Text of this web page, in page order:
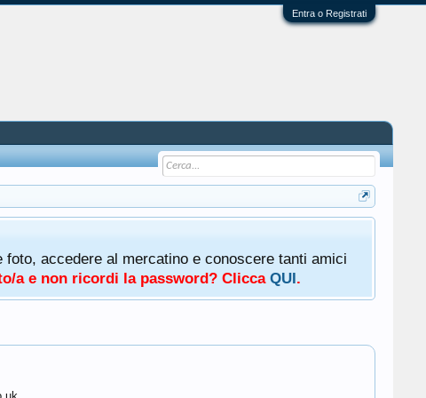
Entra o Registrati
accedere al mercatino e conoscere tanti amici
a e non ricordi la password? Clicca QUI.